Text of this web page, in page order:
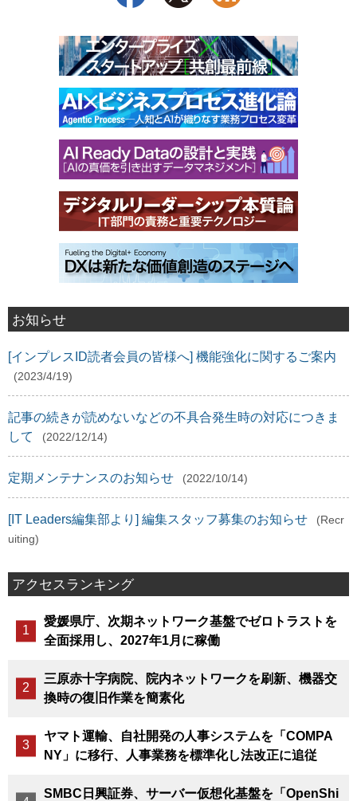
お知らせ
[インプレスID読者会員の皆様へ] 機能強化に関するご案内
(2023/4/19)
記事の続きが読めないなどの不具合発生時の対応につきま
して
(2022/12/14)
定期メンテナンスのお知らせ (2022/10/14)
[IT Leaders編集部より] 編集スタッフ募集のお知らせ
(Recr
uiting)
アクセスランキング
愛媛県庁、次期ネットワーク基盤でゼロトラストを
全面採用し、2027年1月に稼働
三原赤十字病院、院内ネットワークを刷新、機器交
換時の復旧作業を簡素化
ヤマト運輸、自社開発の人事システムを「COMPA
NY」に移行、人事業務を標準化し法改正に追従
SMBC日興証券、サーバー仮想化基盤を「OpenShi